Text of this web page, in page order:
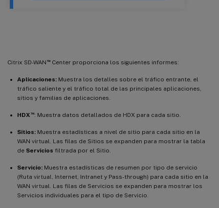
Citrix SD-WAN ™Center proporciona los siguientes informes:
Aplicaciones: Muestra los detalles sobre el tráfico entrante, el
tráfico saliente y el tráfico total de las principales aplicaciones,
sitios y familias de aplicaciones.
HDX ™: Muestra datos detallados de HDX para cada sitio.
Sitios: Muestra estadísticas a nivel de sitio para cada sitio en la
WAN virtual. Las filas de Sitios se expanden para mostrar la tabla
de Servicios filtrada por el Sitio.
Servicio: Muestra estadísticas de resumen por tipo de servicio
(Ruta virtual, Internet, Intranet y Pass-through) para cada sitio en la
WAN virtual. Las filas de Servicios se expanden para mostrar los
Servicios individuales para el tipo de Servicio.